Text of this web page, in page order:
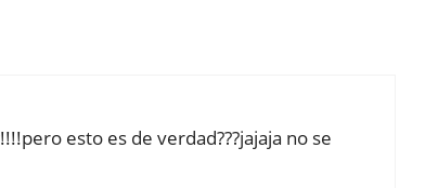
esto es de verdad???jajaja no se